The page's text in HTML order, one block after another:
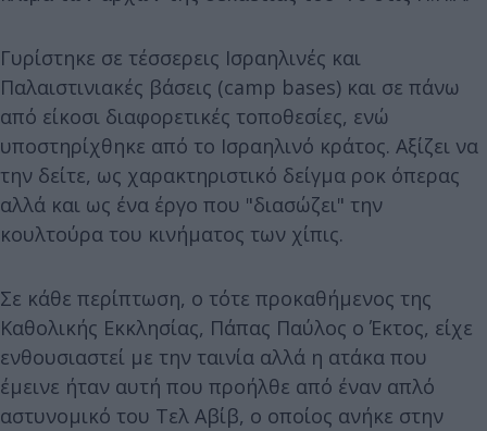
Γυρίστηκε σε τέσσερεις Ισραηλινές και
Παλαιστινιακές βάσεις (camp bases) και σε πάνω
από είκοσι διαφορετικές τοποθεσίες, ενώ
υποστηρίχθηκε από το Ισραηλινό κράτος. Αξίζει να
την δείτε, ως χαρακτηριστικό δείγμα ροκ όπερας
αλλά και ως ένα έργο που "διασώζει" την
κουλτούρα του κινήματος των χίπις.
Σε κάθε περίπτωση, ο τότε προκαθήμενος της
Καθολικής Εκκλησίας, Πάπας Παύλος ο Έκτος, είχε
ενθουσιαστεί με την ταινία αλλά η ατάκα που
έμεινε ήταν αυτή που προήλθε από έναν απλό
αστυνομικό του Τελ Αβίβ, ο οποίος ανήκε στην